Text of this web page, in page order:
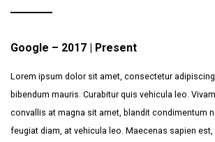
Google – 2017 | Present
Lorem ipsum dolor sit amet, consectetur
bibendum mauris. Curabitur quis vehicula leo.
convallis at magna sit amet, blandit condimentum
feugiat diam, at vehicula leo. Maecenas sapien